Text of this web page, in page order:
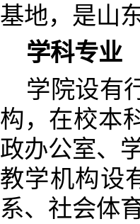
基地，是山
学科专业
学院设有
构，在校本
政办公室、
教学机构设
系、社会体